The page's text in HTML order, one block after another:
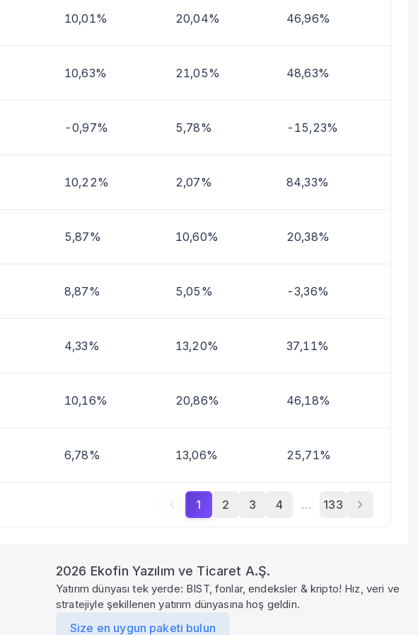
10,01% 20,04% 46,96%
10,63% 21,05% 48,63%
-0,97% 5,78% -15,23%
10,22% 2,07% 84,33%
5,87% 10,60% 20,38%
8,87% 5,05% -3,36%
4,33% 13,20% 37,11%
10,16% 20,86% 46,18%
6,78% 13,06% 25,71%
1 2 3 4 … 133
2026 Ekofin Yazılım ve Ticaret A.Ş.
Yatırım dünyası tek yerde: BIST, fonlar, endeksler & kripto! Hız, veri ve
stratejiyle şekillenen yatırım dünyasına hoş geldin.
Size en uygun paketi bulun